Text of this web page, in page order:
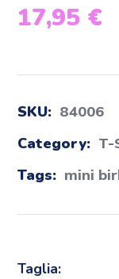
17,95 €
SKU: 84006
Category: T-
Tags: mini
Taglia